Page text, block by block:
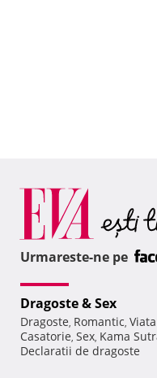
Urmareste-ne pe
Dragoste & Sex
Dragoste, Romantic,
Casatorie, Sex, Kama
Declaratii de dragoste